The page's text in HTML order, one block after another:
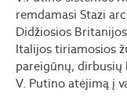
remdamasi Stazi
Didžiosios
Italijos tiriamosios
pareigūnų, dirbusių
V. Putino atėjimą į